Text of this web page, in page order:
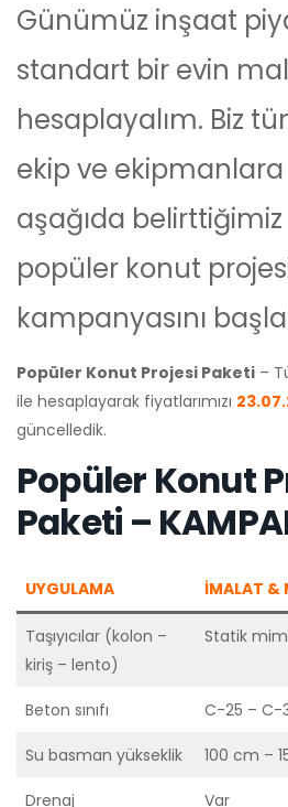
Günümüz inşaat
standart bir evin
hesaplayalım. Biz
ekip ve
aşağıda
popüler konut
kampanyasını
Popüler Konut Projesi Paketi –
ile hesaplayarak fiyatlarımızı
güncelledik.
Popüler Konut
Paketi –
UYGULAMA İMALAT &
Taşıyıcılar (kolon –
kiriş – lento)
Statik
Beton sınıfı C-25 – C-
Su basman yükseklik 100 cm –
Drenaj Var